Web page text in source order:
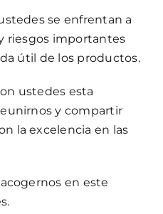
se enfrentan a
riesgos importantes
útil de los productos.
ustedes esta
y compartir
la excelencia en las
en este